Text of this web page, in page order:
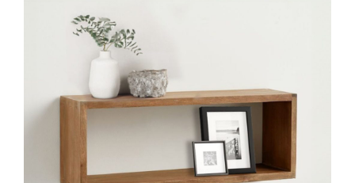
מערכות ישיבה וריהוט
ריהוט למרפסת
ריהוט לבית